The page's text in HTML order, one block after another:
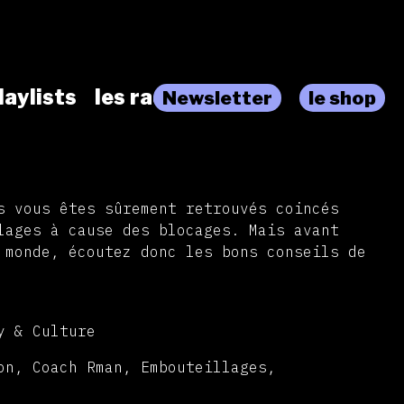
les radiosNewsletter le shop
vous êtes sûrement retrouvés coincés
à cause des blocages. Mais avant
écoutez donc les bons conseils de
& Culture
Coach Rman, Embouteillages,